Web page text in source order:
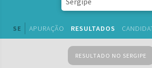
SE APURAÇÃO RESULTADOS
RESULTADO NO SERGIPE